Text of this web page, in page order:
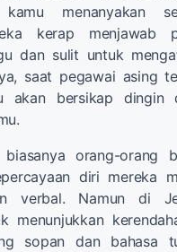
menanyakan
kerap menjawab
dan sulit untuk
saat pegawai asing
akan bersikap dingin
orang-orang
diri mereka
verbal. Namun di
menunjukkan
sopan dan bahasa